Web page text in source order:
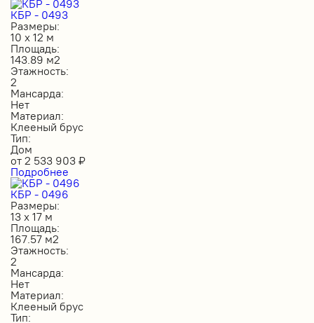
КБР - 0493
Размеры:
10 х 12 м
Площадь:
143.89 м2
Этажность:
2
Мансарда:
Нет
Материал:
Клееный брус
Тип:
Дом
от 2 533 903 ₽
Подробнее
КБР - 0496
Размеры:
13 х 17 м
Площадь:
167.57 м2
Этажность:
2
Мансарда:
Нет
Материал:
Клееный брус
Тип: